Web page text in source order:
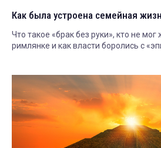
Как была устроена семейная
Что такое «брак без руки», кто не
римлянке и как власти боролись с